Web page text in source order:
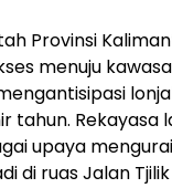
Provinsi
menuju
tahun. Rekayasa
upaya
di ruas Jalan Tjilik